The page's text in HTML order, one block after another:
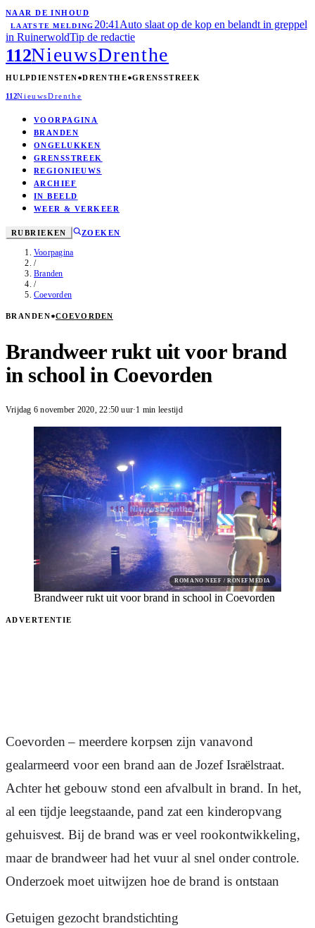
NAAR DE INHOUD
LAATSTE MELDING 20:41 Auto slaat op de kop en belandt in greppel
in RuinerwoldTip de redactie
112NieuwsDrenthe
HULPDIENSTEN DRENTHE GRENSSTREEK
112NieuwsDrenthe
VOORPAGINA
BRANDEN
ONGELUKKEN
GRENSSTREEK
REGIONIEUWS
ARCHIEF
IN BEELD
WEER & VERKEER
RUBRIEKEN ZOEKEN
Voorpagina
/
Branden
/
Coevorden
BRANDEN COEVORDEN
Brandweer rukt uit voor brand
in school in Coevorden
Vrijdag 6 november 2020 22:50 uur·1 min leestijd
ROMANO NEEF / RONEFMEDIA
Brandweer rukt uit voor brand in school in Coevorden
ADVERTENTIE
Coevorden – meerdere korpsen zijn vanavond
gealarmeerd voor een brand aan de Jozef Israëlstraat.
Achter het gebouw stond een afvalbult in brand. In het,
al een tijdje leegstaande, pand zat een kinderopvang
gehuisvest. Bij de brand was er veel rookontwikkeling,
maar de brandweer had het vuur al snel onder controle.
Onderzoek moet uitwijzen hoe de brand is ontstaan
Getuigen gezocht brandstichting